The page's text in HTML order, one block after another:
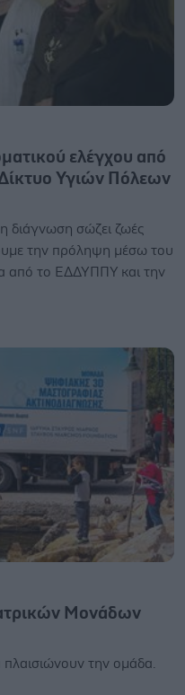
ελέγχου από
Υγιών Πόλεων
διάγνωση σώζει ζωές
την πρόληψη μέσω του
από το ΕΔΔΥΠΠΥ και την
Μονάδων
πλαισιώνουν την ομάδα.